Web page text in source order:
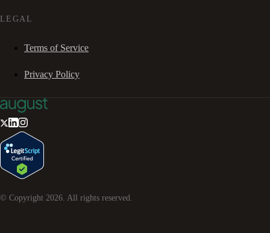
LEGAL
Terms of Service
Privacy Policy
© Copyright 2026 . All rights reserved.